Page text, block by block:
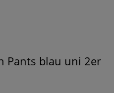
Pants blau uni 2er